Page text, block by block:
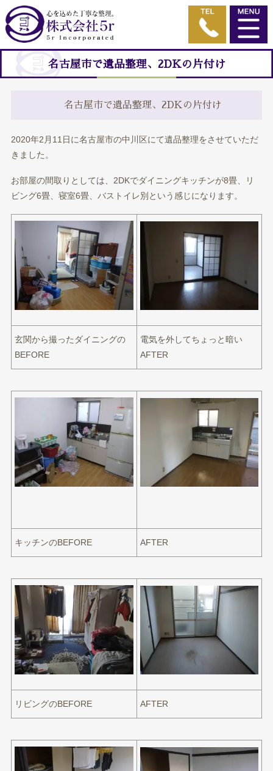
名古屋市で遺品整理、2DKの片付け
名古屋市で遺品整理、2DKの片付け
2020年2月11日に名古屋市の中川区にて遺品整理をさせていただ
きました。
お部屋の間取りとしては、2DKでダイニングキッチンが8畳、リ
ビング6畳、寝室6畳、バストイレ別という感じになります。
玄関から撮ったダイニングの
BEFORE
電気を外してちょっと暗い
AFTER
キッチンのBEFORE AFTER
リビングのBEFORE AFTER